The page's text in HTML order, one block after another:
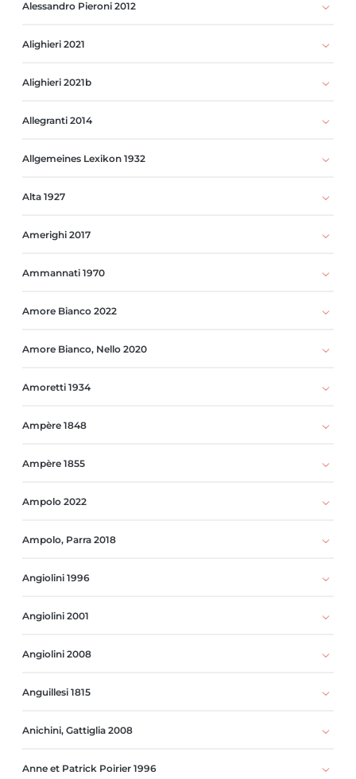
Alessandro Pieroni 2012
Alighieri 2021
Alighieri 2021b
Allegranti 2014
Allgemeines Lexikon 1932
Alta 1927
Amerighi 2017
Ammannati 1970
Amore Bianco 2022
Amore Bianco, Nello 2020
Amoretti 1934
Ampère 1848
Ampère 1855
Ampolo 2022
Ampolo, Parra 2018
Angiolini 1996
Angiolini 2001
Angiolini 2008
Anguillesi 1815
Anichini, Gattiglia 2008
Anne et Patrick Poirier 1996